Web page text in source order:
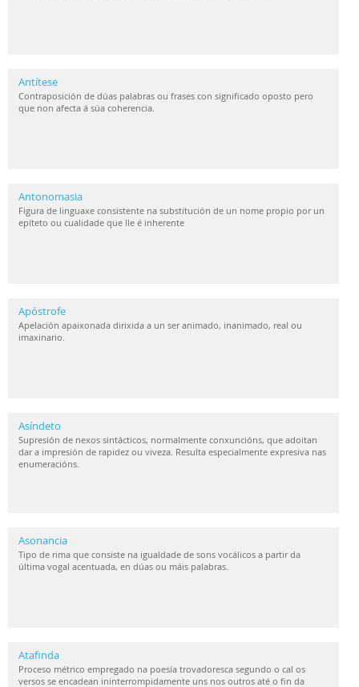
Antítese
Contraposición de dúas palabras ou frases con significado oposto pero
que non afecta á súa coherencia.
Antonomasia
Figura de linguaxe consistente na substitución de un nome propio por un
epíteto ou cualidade que lle é inherente
Apóstrofe
Apelación apaixonada dirixida a un ser animado, inanimado, real ou
imaxinario.
Asíndeto
Supresión de nexos sintácticos, normalmente conxuncións, que adoitan
dar a impresión de rapidez ou viveza. Resulta especialmente expresiva nas
enumeracións.
Asonancia
Tipo de rima que consiste na igualdade de sons vocálicos a partir da
última vogal acentuada, en dúas ou máis palabras.
Atafinda
Proceso métrico empregado na poesía trovadoresca segundo o cal os
versos se encadean ininterrompidamente uns nos outros até o fin da